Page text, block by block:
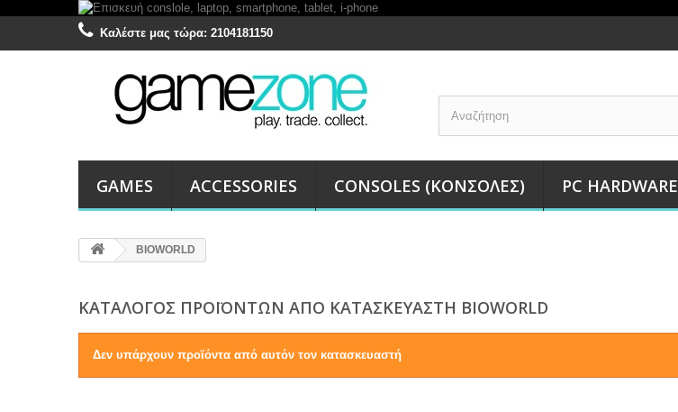
Καλέστε μας τώρα: 2104181150
GAMES ACCESSORIES CONSOLES (ΚΟΝΣΌΛΕΣ) PC HARDWARE
BIOWORLD
ΚΑΤΆΛΟΓΟΣ ΠΡΟΪΌΝΤΩΝ ΑΠΌ ΚΑΤΑΣΚΕΥΑΣΤΉ BIOWORLD
Δεν υπάρχουν προϊόντα από αυτόν τον κατασκευαστή